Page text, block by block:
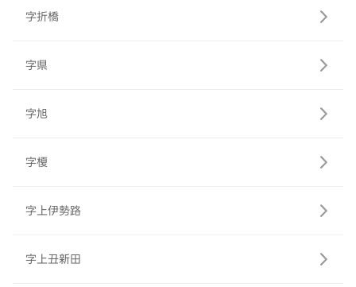
字折橋
字県
字旭
字榎
字上伊勢路
字上丑新田